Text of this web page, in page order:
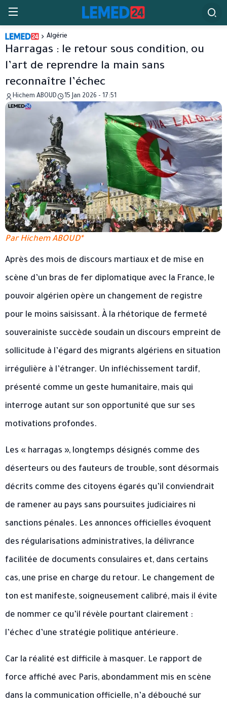
Algérie
Harragas : le retour sous condition, ou
l’art de reprendre la main sans
reconnaître l’échec
Hichem ABOUD 15 Jan 2026 - 17:51
Par Hichem ABOUD*
Après des mois de discours martiaux et de mise en
scène d’un bras de fer diplomatique avec la France, le
pouvoir algérien opère un changement de registre
pour le moins saisissant. À la rhétorique de fermeté
souverainiste succède soudain un discours empreint de
sollicitude à l’égard des migrants algériens en situation
irrégulière à l’étranger. Un infléchissement tardif,
présenté comme un geste humanitaire, mais qui
interroge autant sur son opportunité que sur ses
motivations profondes.
Les « harragas », longtemps désignés comme des
déserteurs ou des fauteurs de trouble, sont désormais
décrits comme des citoyens égarés qu’il conviendrait
de ramener au pays sans poursuites judiciaires ni
sanctions pénales. Les annonces officielles évoquent
des régularisations administratives, la délivrance
facilitée de documents consulaires et, dans certains
cas, une prise en charge du retour. Le changement de
ton est manifeste, soigneusement calibré, mais il évite
de nommer ce qu’il révèle pourtant clairement :
l’échec d’une stratégie politique antérieure.
Car la réalité est difficile à masquer. Le rapport de
force affiché avec Paris, abondamment mis en scène
dans la communication officielle, n’a débouché sur